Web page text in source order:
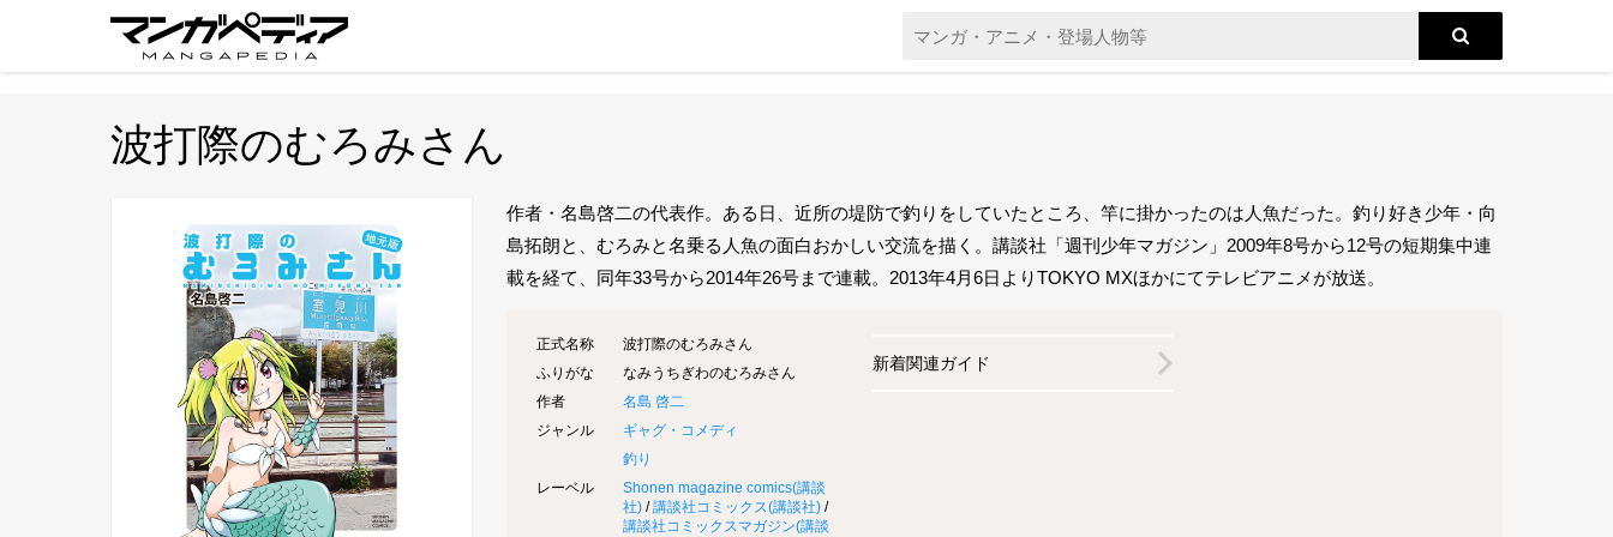
波打際のむろみさん
作者・名島啓二の代表作。ある日、近所の堤防で釣りをしていたところ、竿に掛かったのは人魚だった。釣り好き少年・向
島拓朗と、むろみと名乗る人魚の面白おかしい交流を描く。講談社「週刊少年マガジン」2009年8号から12号の短期集中連
載を経て、同年33号から2014年26号まで連載。2013年4月6日よりTOKYO MXほかにてテレビアニメが放送。
正式名称
波打際のむろみさん
ふりがな
なみうちぎわのむろみさん
作者
名島 啓二
ジャンル
ギャグ・コメディ
釣り
レーベル
Shonen magazine comics(講談
社) /講談社コミックス(講談社) /
講談社コミックスマガジン(講談
新着関連ガイド